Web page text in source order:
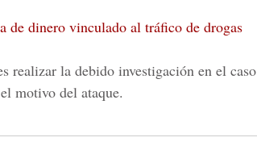
de dinero vinculado al tráfico de drogas
realizar la debido investigación en el caso
motivo del ataque.